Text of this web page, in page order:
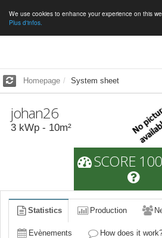
We use cookies to enhance your experience on this
Plus d'infos.
Homepage System sheet
johan26
3 kWp - 10m²
SCORE
Statistics Production
Evènements How does it